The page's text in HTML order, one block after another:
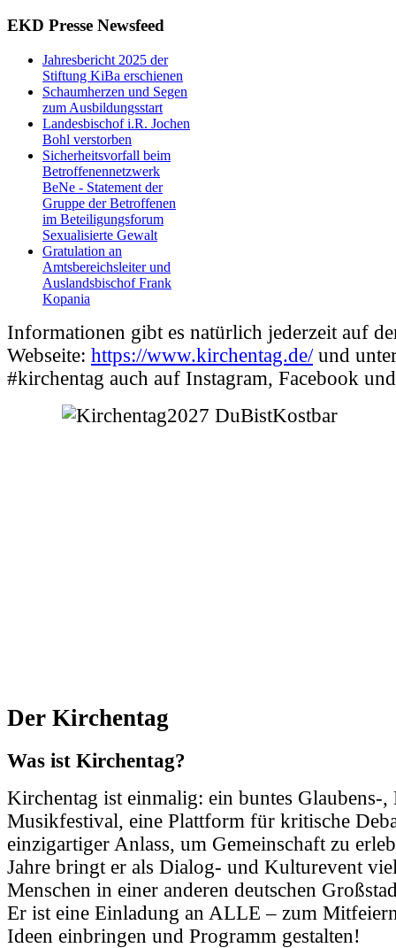
EKD Presse Newsfeed
Jahresbericht 2025 der
Stiftung KiBa erschienen
Schaumherzen und Segen
zum Ausbildungsstart
Landesbischof i.R. Jochen
Bohl verstorben
Sicherheitsvorfall beim
Betroffenennetzwerk
BeNe - Statement der
Gruppe der Betroffenen
im Beteiligungsforum
Sexualisierte Gewalt
Gratulation an
Amtsbereichsleiter und
Auslandsbischof Frank
Kopania
Informationen gibt es natürlich jederzeit auf
Webseite: https://www.kirchentag.de/und
#kirchentag auch auf Instagram, Facebook
Der Kirchentag
Was ist Kirchentag?
Kirchentag ist einmalig: ein buntes Glaubens-
Musikfestival, eine Plattform für kritische
einzigartiger Anlass, um Gemeinschaft zu
Jahre bringt er als Dialog- und Kulturevent
Menschen in einer anderen deutschen
Er ist eine Einladung an ALLE – zum
Ideen einbringen und Programm gestalten!